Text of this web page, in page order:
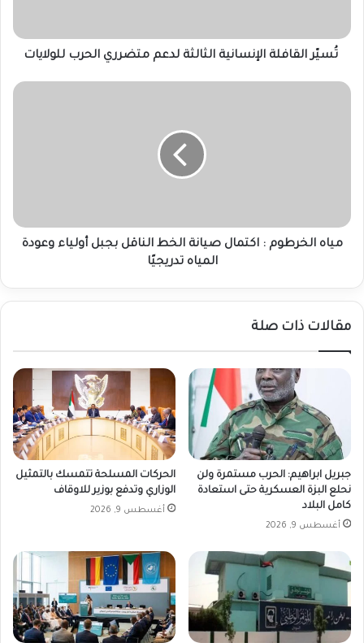
تُسيّر القافلة الإنسانية الثالثة لدعم متضرري الحرب للولايات
مياه
أولياء
وعودة
مياه الخرطوم : اكتمال صيانة الخط الناقل بجبل أولياء وعودة
المياه تدريجيًا
مقالات ذات صلة
جبريل ابراهيم: الحرب مستمرة ولن
نحلع البزة العسكرية حتى استعادة
كامل البلاد
أغسطس 9, 2026
الحركات المسلحة تتمسك بالتمثيل
الوزاري وتدفع بوزير للاوقاف
أغسطس 9, 2026